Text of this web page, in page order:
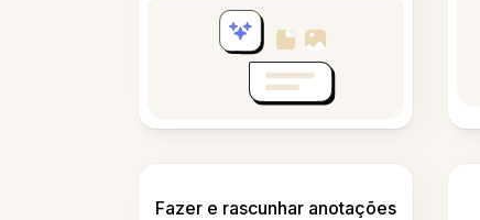
Fazer e rascunhar anotações